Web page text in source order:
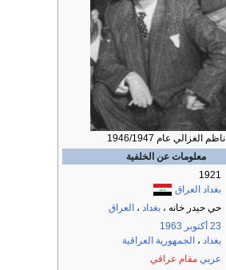
ناظم الغزالي عام 1946/1947
معلومات عن الخلفية
1921
بغداد العراق
حي حيدر خانه ، بغداد ، العراق
23 أكتوبر
1963
بغداد ، الجمهورية العراقية
عربي مقام عراقي